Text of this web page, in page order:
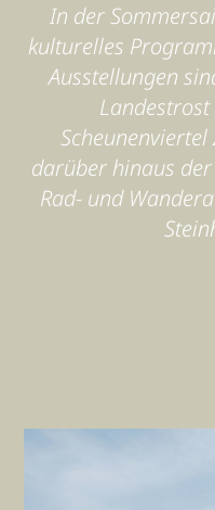
In der
kulturelles
Ausstellungen
Scheunenviertel
darüber hinaus
Rad- und